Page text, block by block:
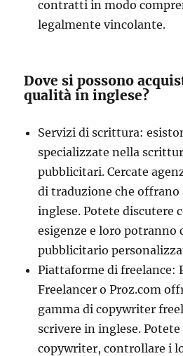
contratti in modo
legalmente vincolante.
Dove si possono
qualità in inglese?
Servizi di scrittura:
specializzate nella
pubblicitari. Cercate
di traduzione che offrano
inglese. Potete discutere
esigenze e loro potranno
pubblicitario
Piattaforme di freelance:
Freelancer o Proz.com
gamma di copywriter
scrivere in inglese. Potete
copywriter, controllare i